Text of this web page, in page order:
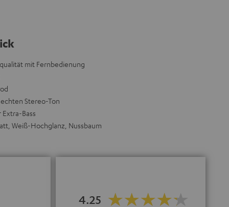
mit Fernbedienung
Stereo-Ton
Bass
Weiß-Hochglanz, Nussbaum
4.25